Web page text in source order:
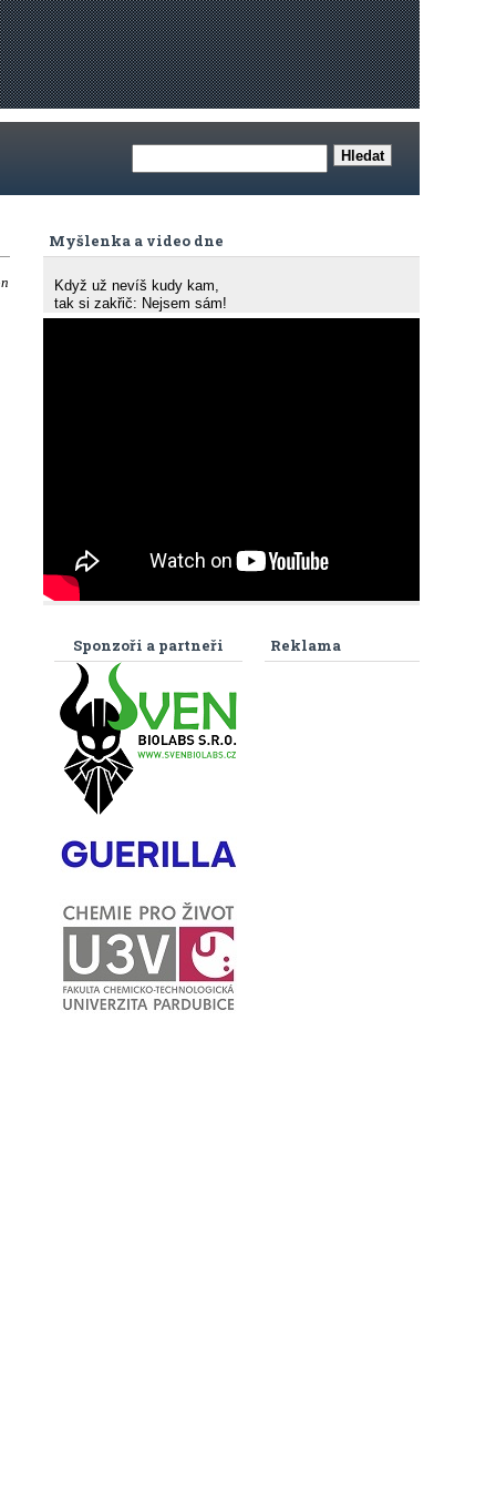
Myšlenka a video dne
Když už nevíš kudy kam,
tak si zakřič: Nejsem sám!
Reklama
Sponzoři a partneři